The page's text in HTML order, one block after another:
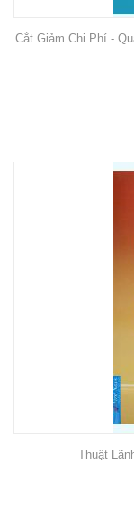
Cắt Giảm Chi Phí -
Thuật